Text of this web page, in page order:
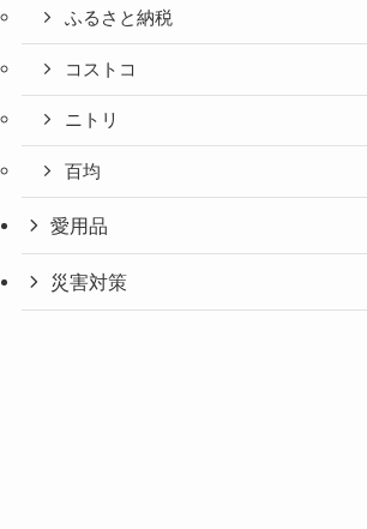
ふるさと納税
コストコ
ニトリ
百均
愛用品
災害対策